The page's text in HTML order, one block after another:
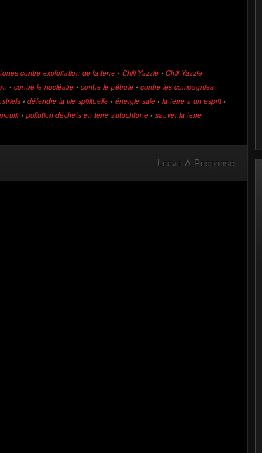
contre exploitation de la terre • Chili Yazzie • Chili Yazzie
• contre le nucléaire • contre le pétrole • contre les compagnies
• défendre la vie spirituelle • énergie sale • la terre a un esprit •
• pollution déchets en terre autochtone • sauver la terre
Leave A Response